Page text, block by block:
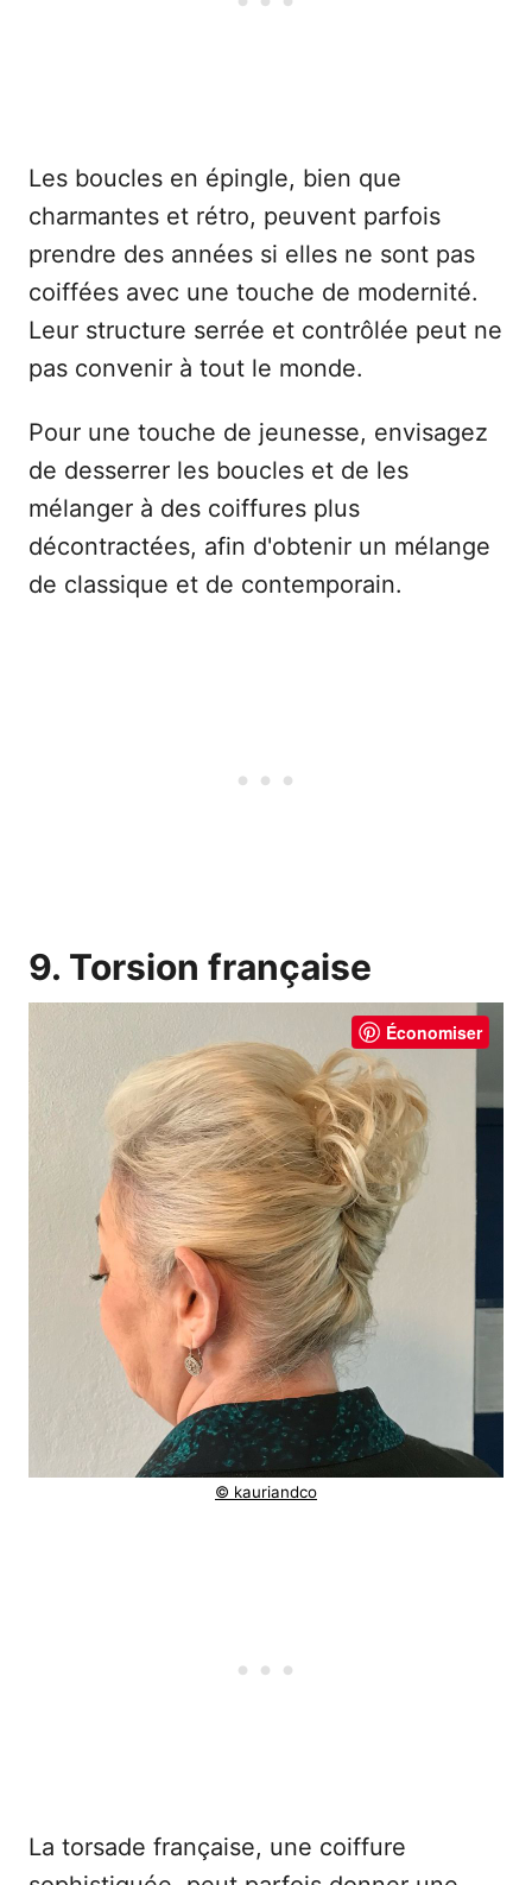
Les boucles en épingle, bien que
charmantes et rétro, peuvent parfois
prendre des années si elles ne sont pas
coiffées avec une touche de modernité.
Leur structure serrée et contrôlée peut ne
pas convenir à tout le monde.
Pour une touche de jeunesse, envisagez
de desserrer les boucles et de les
mélanger à des coiffures plus
décontractées, afin d'obtenir un mélange
de classique et de contemporain.
9. Torsion française
Économiser
© kauriandco
La torsade française, une coiffure